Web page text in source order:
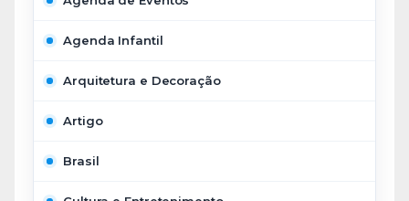
Agenda Infantil
Arquitetura e Decoração
Artigo
Brasil